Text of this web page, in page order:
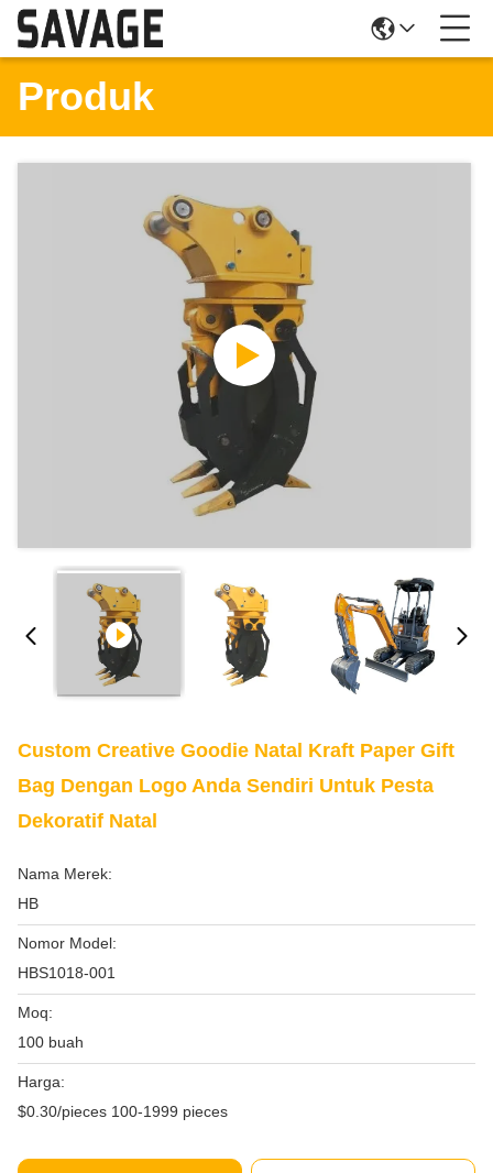
Produk
Custom Creative Goodie Natal Kraft Paper Gift
Bag Dengan Logo Anda Sendiri Untuk Pesta
Dekoratif Natal
Nama Merek:
HB
Nomor Model:
HBS1018-001
Moq:
100 buah
Harga:
$0.30/pieces 100-1999 pieces